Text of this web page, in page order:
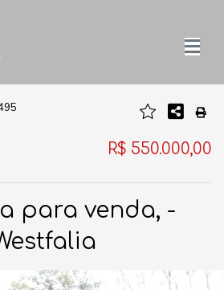
R$ 550.000,00
para venda, -